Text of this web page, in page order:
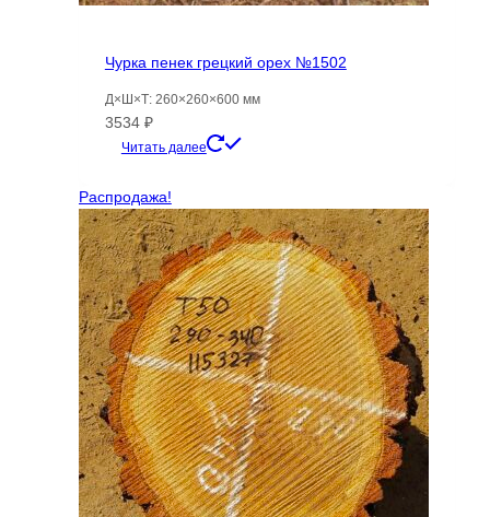
Чурка пенек грецкий орех №1502
Д×Ш×Т: 260×260×600 мм
3534 ₽
Читать далее
Распродажа!